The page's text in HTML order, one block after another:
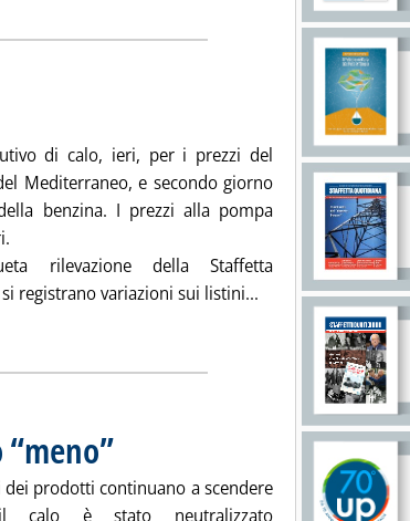
di calo, ieri, per i prezzi del
Mediterraneo, e secondo giorno
benzina. I prezzi alla pompa
rilevazione della Staffetta
registrano variazioni sui listini... Leggi tutta la
. Pubblicata giovedì 18 novembre 2010 alle 8.50.
prodotti continuano a scendere
è stato neutralizzato